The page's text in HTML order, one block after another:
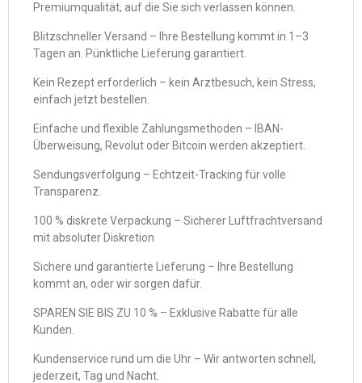
Premiumqualität, auf die Sie sich verlassen können.
Blitzschneller Versand – Ihre Bestellung kommt in 1–3
Tagen an. Pünktliche Lieferung garantiert.
Kein Rezept erforderlich – kein Arztbesuch, kein Stress,
einfach jetzt bestellen.
Einfache und flexible Zahlungsmethoden – IBAN-
Überweisung, Revolut oder Bitcoin werden akzeptiert.
Sendungsverfolgung – Echtzeit-Tracking für volle
Transparenz.
100 % diskrete Verpackung – Sicherer Luftfrachtversand
mit absoluter Diskretion
Sichere und garantierte Lieferung – Ihre Bestellung
kommt an, oder wir sorgen dafür.
SPAREN SIE BIS ZU 10 % – Exklusive Rabatte für alle
Kunden.
Kundenservice rund um die Uhr – Wir antworten schnell,
jederzeit, Tag und Nacht.